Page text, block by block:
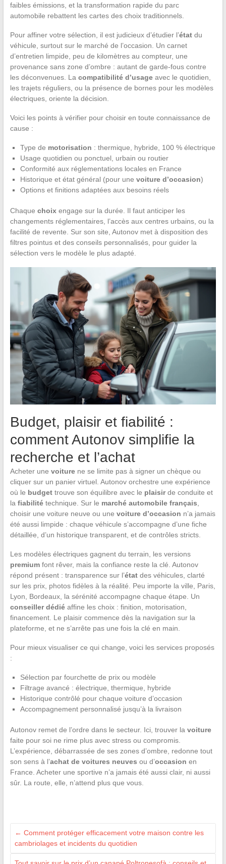
faibles émissions, et la transformation rapide du parc
automobile rebattent les cartes des choix traditionnels.
Pour affiner votre sélection, il est judicieux d’étudier l’étatdu
véhicule, surtout sur le marché de l’occasion. Un carnet
d’entretien limpide, peu de kilomètres au compteur, une
provenance sans zone d’ombre : autant de garde-fous contre
les déconvenues. La compatibilité d’usageavec le quotidien,
les trajets réguliers, ou la présence de bornes pour les modèles
électriques, oriente la décision.
Voici les points à vérifier pour choisir en toute connaissance de
cause :
Type de motorisation : thermique, hybride, 100 % électrique
Usage quotidien ou ponctuel, urbain ou routier
Conformité aux réglementations locales en France
Historique et état général (pour une voiture d’occasion)
Options et finitions adaptées aux besoins réels
Chaque choixengage sur la durée. Il faut anticiper les
changements réglementaires, l’accès aux centres urbains, ou la
facilité de revente. Sur son site, Autonov met à disposition des
filtres pointus et des conseils personnalisés, pour guider la
sélection vers le modèle le plus adapté.
Budget, plaisir et fiabilité :
comment Autonov simplifie la
recherche et l’achat
Acheter une voiturene se limite pas à signer un chèque ou
cliquer sur un panier virtuel. Autonov orchestre une expérience
où le budgettrouve son équilibre avec le plaisirde conduite et
la fiabilitétechnique. Sur le marché automobile français
choisir une voiture neuve ou une voiture d’occasion n’a jamais
été aussi limpide : chaque véhicule s’accompagne d’une fiche
détaillée, d’un historique transparent, et de contrôles stricts.
Les modèles électriques gagnent du terrain, les versions
premiumfont rêver, mais la confiance reste la clé. Autonov
répond présent : transparence sur l’étatdes véhicules, clarté
sur les prix, photos fidèles à la réalité. Peu importe la ville, Paris,
Lyon, Bordeaux, la sérénité accompagne chaque étape. Un
conseiller dédiéaffine les choix : finition, motorisation,
financement. Le plaisir commence dès la navigation sur la
plateforme, et ne s’arrête pas une fois la clé en main.
Pour mieux visualiser ce qui change, voici les services proposés
:
Sélection par fourchette de prix ou modèle
Filtrage avancé : électrique, thermique, hybride
Historique contrôlé pour chaque voiture d’occasion
Accompagnement personnalisé jusqu’à la livraison
Autonov remet de l’ordre dans le secteur. Ici, trouver la voiture
faite pour soi ne rime plus avec stress ou compromis.
L’expérience, débarrassée de ses zones d’ombre, redonne tout
son sens à l’achat de voitures neuves ou d’occasion en
France. Acheter une sportive n’a jamais été aussi clair, ni aussi
sûr. La route, elle, n’attend plus que vous.
← Comment protéger efficacement votre maison contre les
cambriolages et incidents du quotidien